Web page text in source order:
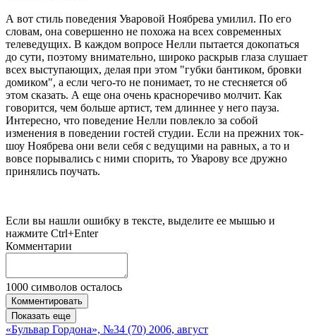
А вот стиль поведения Уваровой Ноябрева умилил. По его
словам, она совершенно не похожа на всех современных
телеведущих. В каждом вопросе Нелли пытается докопаться
до сути, поэтому внимательно, широко раскрыв глаза слушает
всех выступающих, делая при этом "губки бантиком, бровки
домиком", а если чего-то не понимает, то не стесняется об
этом сказать. А еще она очень красноречиво молчит. Как
говорится, чем больше артист, тем длиннее у него пауза.
Интересно, что поведение Нелли повлекло за собой
изменения в поведении гостей студии. Если на прежних ток-
шоу Ноябрева они вели себя с ведущими на равных, а то и
вовсе порывались с ними спорить, то Уварову все дружно
принялись поучать.
Если вы нашли ошибку в тексте, выделите ее мышью и
нажмите Ctrl+Enter
Комментарии
1000 символов осталось
Комментировать
Показать еще
«Бульвар Гордона», №34 (70) 2006, август